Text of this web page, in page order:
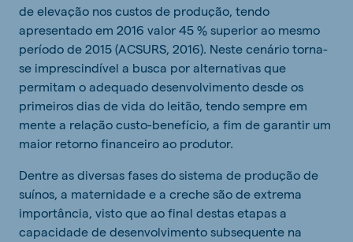
de elevação nos custos de produção, tendo
apresentado em 2016 valor 45 % superior ao mesmo
período de 2015 (ACSURS, 2016). Neste cenário torna-
se imprescindível a busca por alternativas que
permitam o adequado desenvolvimento desde os
primeiros dias de vida do leitão, tendo sempre em
mente a relação custo-benefício, a fim de garantir um
maior retorno financeiro ao produtor.
Dentre as diversas fases do sistema de produção de
suínos, a maternidade e a creche são de extrema
importância, visto que ao final destas etapas a
capacidade de desenvolvimento subsequente na